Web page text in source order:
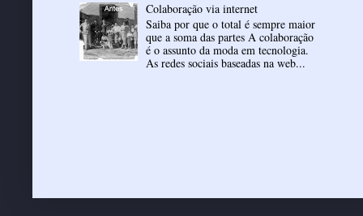
Colaboração via internet
Saiba por que o total é sempre maior
que a soma das partes A colaboração
é o assunto da moda em tecnologia.
As redes sociais baseadas na web...